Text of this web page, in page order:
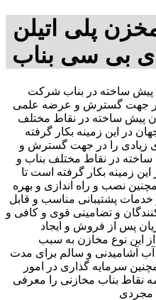
پلی اتیلن
بی سی بناب
ساخته در بناب شرکت
جهت گسترش و عرضه علمی
پیش ساخته در نقاط مختلف
در این زمینه بکار گرفته
زیادی را در جهت گسترش و
در نقاط مختلف بناب و
زمینه بکار گرفته است تا
نصب و راه اندازی و بهره
خدمات پشتیبانی مناسب و قابل
و تضامینی قوی و کافی و
پس از فروش و ایجاد
این نوع مخازن به سبب
آب آشامیدنی و سالم برای مدت
سرمایه گذاری در امور
نقاط بناب مخازنی را معرفی